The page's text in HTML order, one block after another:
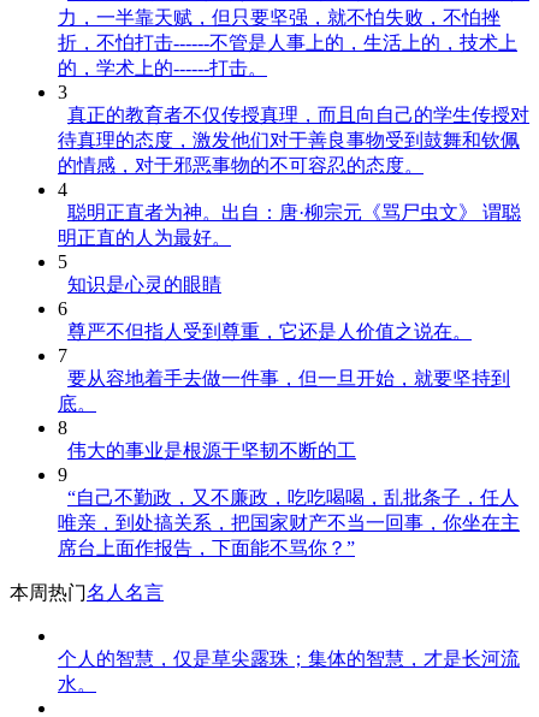
力，一半靠天赋，但只要坚强，就不怕失败，不怕挫
折，不怕打击------不管是人事上的，生活上的，技术上
的，学术上的------打击。
3
真正的教育者不仅传授真理，而且向自己的学生传授对
待真理的态度，激发他们对于善良事物受到鼓舞和钦佩
的情感，对于邪恶事物的不可容忍的态度。
4
聪明正直者为神。出自：唐·柳宗元《骂尸虫文》 谓聪
明正直的人为最好。
5
知识是心灵的眼睛
6
尊严不但指人受到尊重，它还是人价值之说在。
7
要从容地着手去做一件事，但一旦开始，就要坚持到
底。
8
伟大的事业是根源于坚韧不断的工
9
“自己不勤政，又不廉政，吃吃喝喝，乱批条子，任人
唯亲，到处搞关系，把国家财产不当一回事，你坐在主
席台上面作报告，下面能不骂你？”
本周热门名人名言
个人的智慧，仅是草尖露珠；集体的智慧，才是长河流
水。